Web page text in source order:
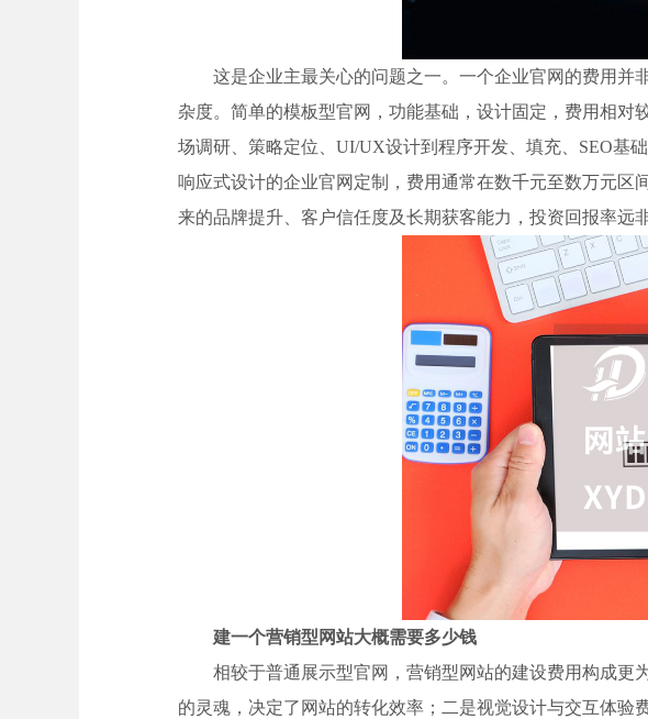
这是企业主最关心的问题之一。一个企业官网的费用并
杂度。简单的模板型官网，功能基础，设计固定，费用相
场调研、策略定位、UI/UX设计到程序开发、填充、SEO基
响应式设计的企业官网定制，费用通常在数千元至数万元
来的品牌提升、客户信任度及长期获客能力，投资回报率远
建一个营销型网站大概需要多少钱
相较于普通展示型官网，营销型网站的建设费用构成更
的灵魂，决定了网站的转化效率；二是视觉设计与交互体